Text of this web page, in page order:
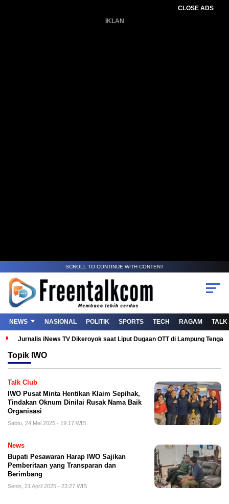
CLOSE ADS
IKLAN
SCROLL TO CONTINUE WITH CONTENT
NEWS NASIONAL POLITIK SPORTS TECH RAGAM TALK
Jurnalis iNews TV Dikeroyok saat Liput Dugaan OTT di Lampung
Topik IWO
Talk Club
IWO Pusat Minta Hentikan Klaim Sepihak,
Tindakan Oknum Dinilai Rusak Nama Baik
Organisasi
Sabtu, 24 Mei 2025 - 19:17 WIB
News
Bupati Pesawaran Harap IWO Sajikan
Pemberitaan yang Transparan dan
Berimbang
Senin, 21 April 2025 - 23:27 WIB